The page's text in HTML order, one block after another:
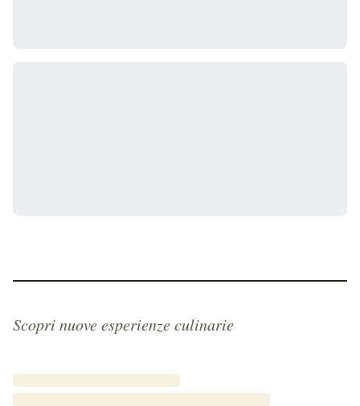
Scopri nuove esperienze culinarie